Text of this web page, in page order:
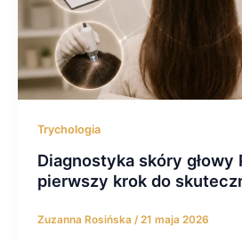
Trychologia
Diagnostyka skóry głowy
pierwszy krok do
Zuzanna Rosińska /21 maja 2026